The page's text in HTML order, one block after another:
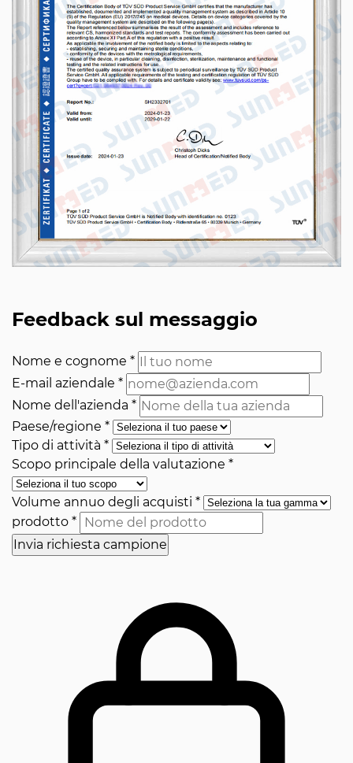
Feedback sul messaggio
Nome e cognome *
E-mail aziendale *
Nome dell'azienda *
Paese/regione *
Tipo di attività *
Scopo principale della valutazione *
Volume annuo degli acquisti *
prodotto *
Invia richiesta campione